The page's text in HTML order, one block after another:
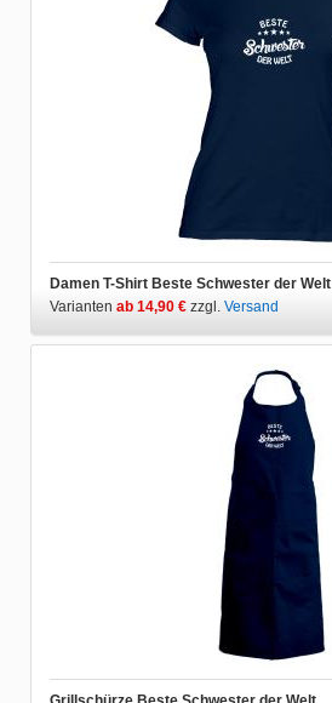
Damen T-Shirt Beste Schwester der Welt
Varianten ab 14,90 € zzgl. Versand